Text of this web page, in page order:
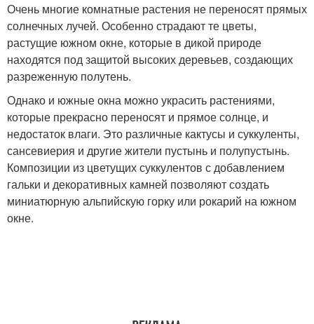
Очень многие комнатные растения не переносят прямых
солнечных лучей. Особенно страдают те цветы,
растущие южном окне, которые в дикой природе
находятся под защитой высоких деревьев, создающих
разреженную полутень.
Однако и южные окна можно украсить растениями,
которые прекрасно переносят и прямое солнце, и
недостаток влаги. Это различные кактусы и суккуленты,
сансевиерия и другие жители пустынь и полупустынь.
Композиции из цветущих суккулентов с добавлением
гальки и декоративных камней позволяют создать
миниатюрную альпийскую горку или рокарий на южном
окне.